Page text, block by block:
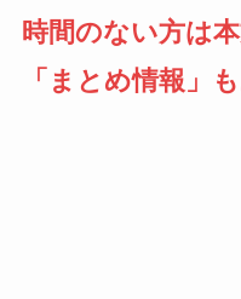
時間のない方は
「まとめ情報」